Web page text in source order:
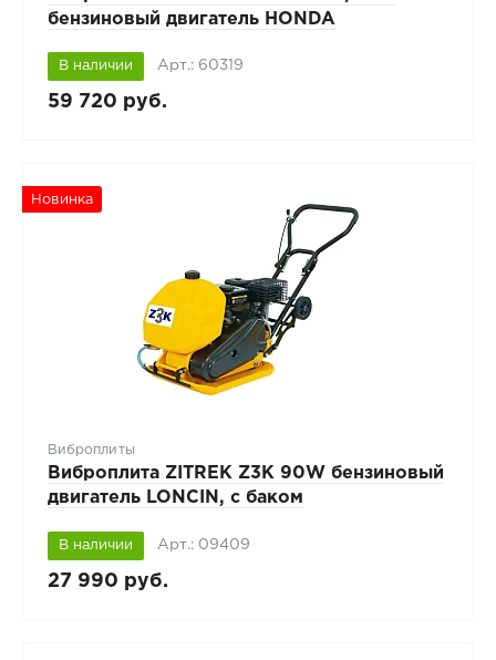
бензиновый двигатель HONDA
В наличии Арт.: 60319
59 720 руб.
Новинка
Виброплиты
Виброплита ZITREK Z3K 90W бензиновый
двигатель LONCIN, с баком
В наличии Арт.: 09409
27 990 руб.